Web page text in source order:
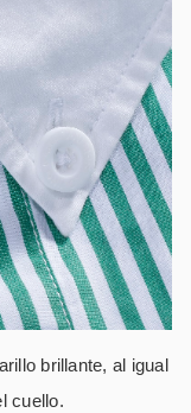
brillante, al igual
cuello.